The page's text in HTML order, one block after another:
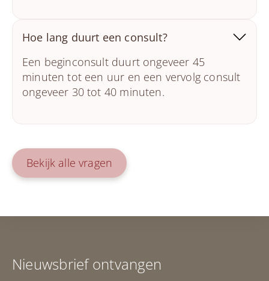
Hoe lang duurt een consult?
Een beginconsult duurt ongeveer 45
minuten tot een uur en een vervolg consult
ongeveer 30 tot 40 minuten.
Bekijk alle vragen
Nieuwsbrief ontvangen